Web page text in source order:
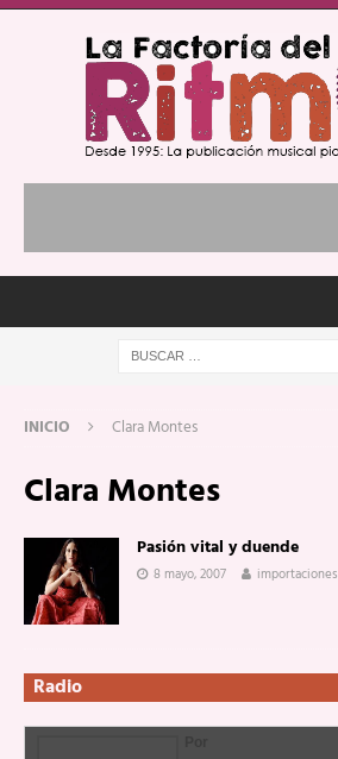
INICIO Clara Montes
Clara Montes
Pasión vital y duende
8 mayo, 2007 importaciones
Radio